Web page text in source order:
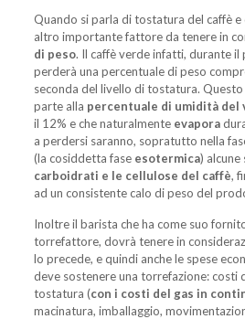
Quando si parla di tostatura del caffè e
altro importante fattore da tenere in
di peso. Il caffè verde infatti, durante
perderà una percentuale di peso
seconda del livello di tostatura.
parte alla percentuale di umidità del
il 12% e che naturalmente evapora
a perdersi saranno, sopratutto nella
(la cosiddetta fase esotermica) alcune
carboidrati e le cellulose del caffè,
ad un consistente calo di peso del
Inoltre il barista che ha come suo
torrefattore, dovrà tenere in
lo precede, e quindi anche le spese
deve sostenere una torrefazione: costi
tostatura (con i costi del gas in
macinatura, imballaggio,